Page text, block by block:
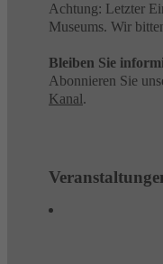
Achtung: Letzter
Museums. Wir
Bleiben Sie
Abonnieren Sie
Kanal.